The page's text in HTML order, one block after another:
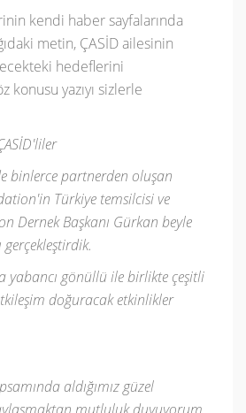
kendi haber sayfalarında
metin, ÇASİD ailesinin
hedeflerini
konusu yazıyı sizlerle
binlerce partnerden oluşan
Türkiye temsilcisi ve
Dernek Başkanı Gürkan beyle
yabancı gönüllü ile birlikte çeşitli
doğuracak etkinlikler
aldığımız güzel